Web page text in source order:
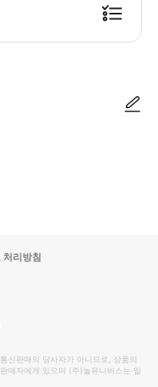
처리방침
신판매의 당사자가 아니므로, 상품의
매자에게 있으며 (주)놀유니버스는 일